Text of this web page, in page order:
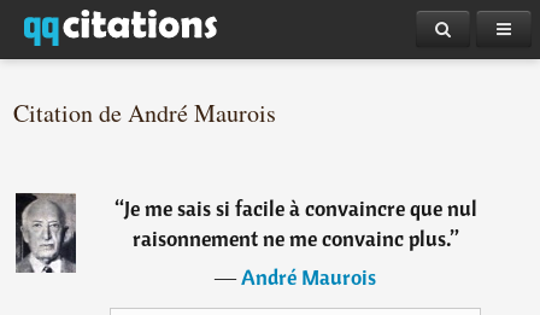
Citation de André Maurois
“Je me sais si facile à convaincre que nul
raisonnement ne me convainc plus.”
―André Maurois